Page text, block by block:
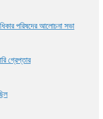
পরিষদের আলোচনা সভা
গ্রেপ্তার